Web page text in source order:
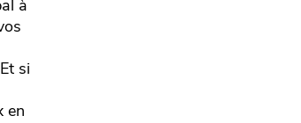
à
si
en